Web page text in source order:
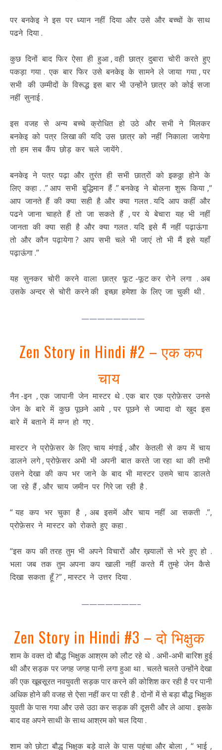
पर बनकेइ ने इस पर ध्यान नहीं दिया और उसे और बच्चों के साथ
पढने दिया .
कुछ दिनों बाद फिर ऐसा ही हुआ , वही छात्र दुबारा चोरी करते हुए
पकड़ा गया . एक बार फिर उसे बनकेइ के सामने ले जाया गया , पर
सभी की उम्मीदों के विरूद्ध इस बार भी उन्होंने छात्र को कोई सजा
नहीं सुनाई .
इस वजह से अन्य बच्चे क्रोधित हो उठे और सभी ने मिलकर
बनकेइ को पत्र लिखा की यदि उस छात्र को नहीं निकाला जायेगा
तो हम सब कैंप छोड़ कर चले जायेंगे .
बनकेइ ने पत्र पढ़ा और तुरंत ही सभी छात्रों को इकठ्ठा होने के
लिए कहा . .” आप सभी बुद्धिमान हैं .” बनकेइ ने बोलना शुरू किया ,“
आप जानते हैं की क्या सही है और क्या गलत . यदि आप कहीं और
पढने जाना चाहते हैं तो जा सकते हैं , पर ये बेचारा यह भी नहीं
जानता की क्या सही है और क्या गलत . यदि इसे मैं नहीं पढ़ाऊंगा
तो और कौन पढ़ायेगा ? आप सभी चले भी जाएं तो भी मैं इसे यहाँ
पढ़ाऊंगा .”
यह सुनकर चोरी करने वाला छात्र फूट -फूट कर रोने लगा . अब
उसके अन्दर से चोरी करने की इच्छा हमेशा के लिए जा चुकी थी .
————————
Zen Story in Hindi #2 – एक कप
चाय
नैन -इन , एक जापानी जेन मास्टर थे . एक बार एक प्रोफ़ेसर उनसे
जेन के बारे में कुछ पूछने आये , पर पूछने से ज्यादा वो खुद इस
बारे में बताने में मग्न हो गए .
मास्टर ने प्रोफ़ेसर के लिए चाय मंगाई , और केतली से कप में चाय
डालने लगे , प्रोफ़ेसर अभी भी अपनी बात करते जा रहा था की तभी
उसने देखा की कप भर जाने के बाद भी मास्टर उसमे चाय डालते
जा रहे हैं , और चाय जमीन पर गिरे जा रही है .
“ यह कप भर चुका है , अब इसमें और चाय नहीं आ सकती .”,
प्रोफ़ेसर ने मास्टर को रोकते हुए कहा .
“इस कप की तरह तुम भी अपने विचारों और ख़यालों से भरे हुए हो .
भला जब तक तुम अपना कप खाली नहीं करते मैं तुम्हे जेन कैसे
दिखा सकता हूँ ?” , मास्टर ने उत्तर दिया .
———————–
Zen Story in Hindi #3 – दो भिक्षुक
शाम के वक्त दो बौद्ध भिक्षुक आश्रम को लौट रहे थे . अभी-अभी बारिश हुई
थी और सड़क पर जगह जगह पानी लगा हुआ था . चलते चलते उन्होंने देखा
की एक खूबसूरत नवयुवती सड़क पार करने की कोशिश कर रही है पर पानी
अधिक होने की वजह से ऐसा नहीं कर पा रही है . दोनों में से बड़ा बौद्ध भिक्षुक
युवती के पास गया और उसे उठा कर सड़क की दूसरी और ले आया . इसके
बाद वह अपने साथी के साथ आश्रम को चल दिया .
शाम को छोटा बौद्ध भिक्षुक बड़े वाले के पास पहुंचा और बोला , “ भाई ,